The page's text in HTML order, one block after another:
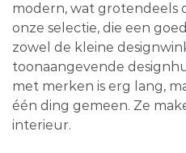
modern, wat grotendeels
onze selectie, die een
zowel de kleine
toonaangevende
met merken is erg lang,
één ding gemeen. Ze
interieur.